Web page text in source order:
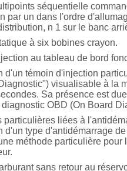
séquentielle
par un dans l'ordre
n 1 sur le banc
à six bobines crayon.
au tableau de bord
d'un témoin d'injection
visualisable à la
Sa présence est
OBD (On Board
particulières liées à
d'un type d'antidémarrage
méthode particulière pour
sans retour au